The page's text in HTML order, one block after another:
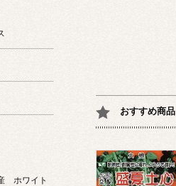
おすすめ商品
ホワイト